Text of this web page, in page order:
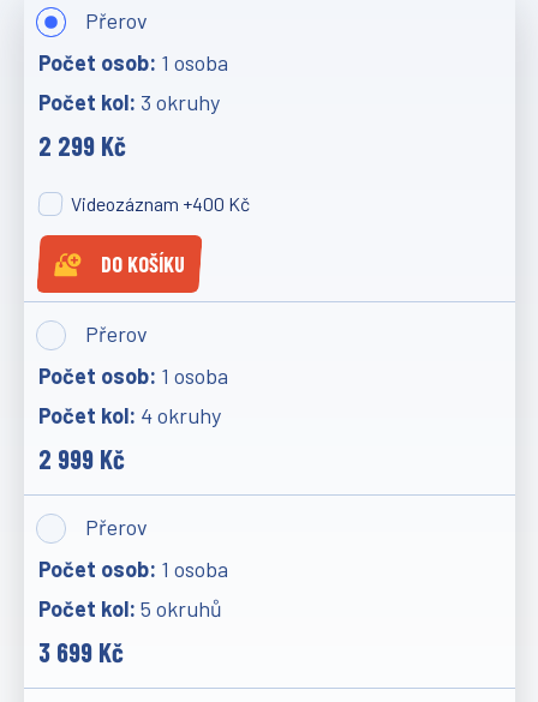
Přerov
1 osoba
3 okruhy
2 299 Kč
Videozáznam +400 Kč
DO KOŠÍKU
Přerov
1 osoba
4 okruhy
2 999 Kč
Přerov
1 osoba
5 okruhů
3 699 Kč